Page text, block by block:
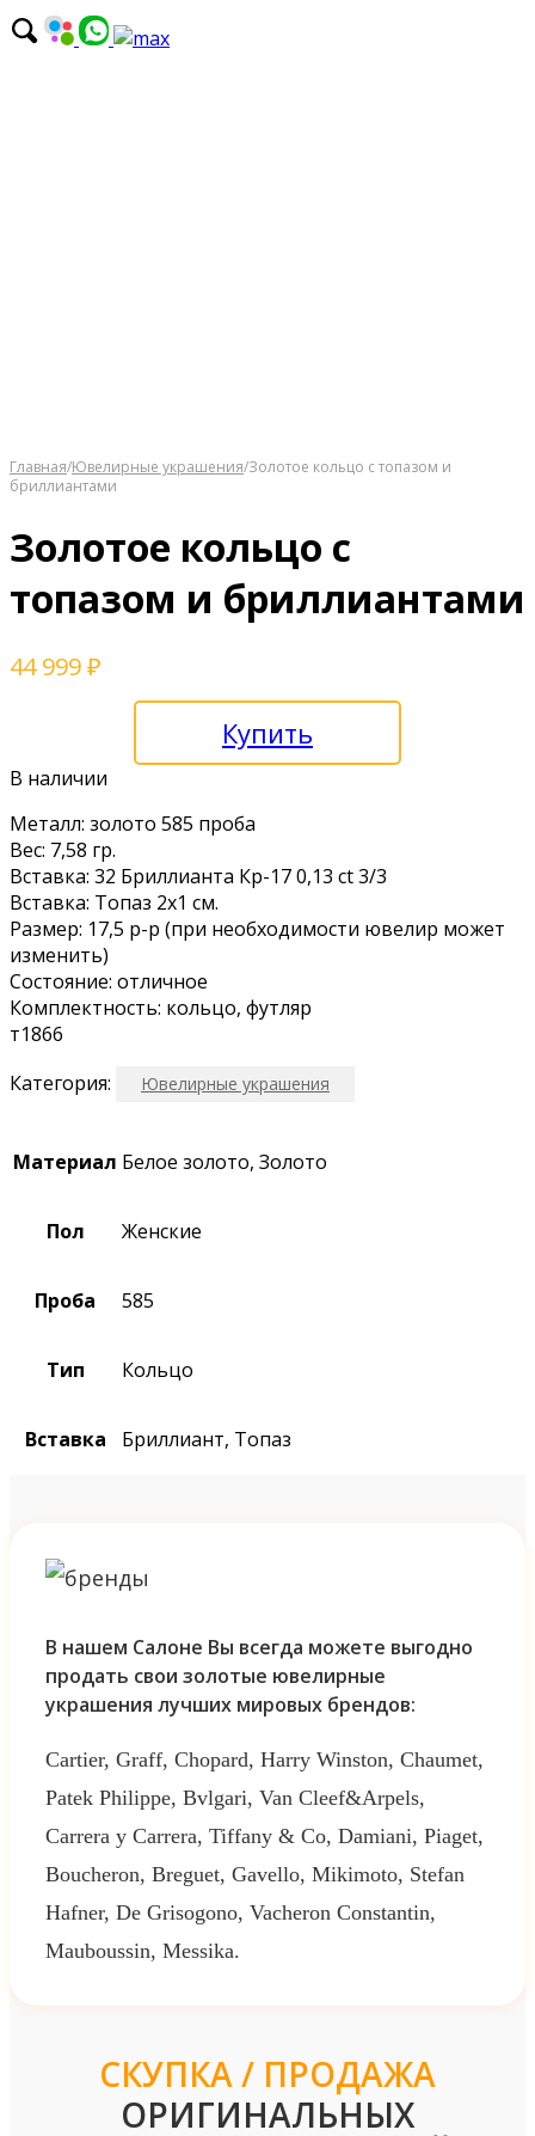
Главная/Ювелирные украшения/Золотое кольцо с топазом и
бриллиантами
Золотое кольцо с
топазом и бриллиантами
44 999₽
Купить
В наличии
Металл: золото 585 проба
Вес: 7,58 гр.
Вставка: 32 Бриллианта Кр-17 0,13 ct 3/3
Вставка: Топаз 2х1 см.
Размер: 17,5 р-р (при необходимости ювелир может
изменить)
Состояние: отличное
Комплектность: кольцо, футляр
т1866
Категория:
Ювелирные украшения
Материал Белое золото, Золото
Пол Женские
Проба 585
Тип Кольцо
Вставка Бриллиант, Топаз
В нашем Салоне Вы всегда можете выгодно
продать свои золотые ювелирные
украшения лучших мировых брендов:
Cartier, Graff, Chopard, Harry Winston, Chaumet,
Patek Philippe, Bvlgari, Van Cleef&Arpels,
Carrera y Carrera, Tiffany & Co, Damiani, Piaget,
Boucheron, Breguet, Gavello, Mikimoto, Stefan
Hafner, De Grisogono, Vacheron Constantin,
Mauboussin, Messika.
СКУПКА / ПРОДАЖА
ОРИГИНАЛЬНЫХ